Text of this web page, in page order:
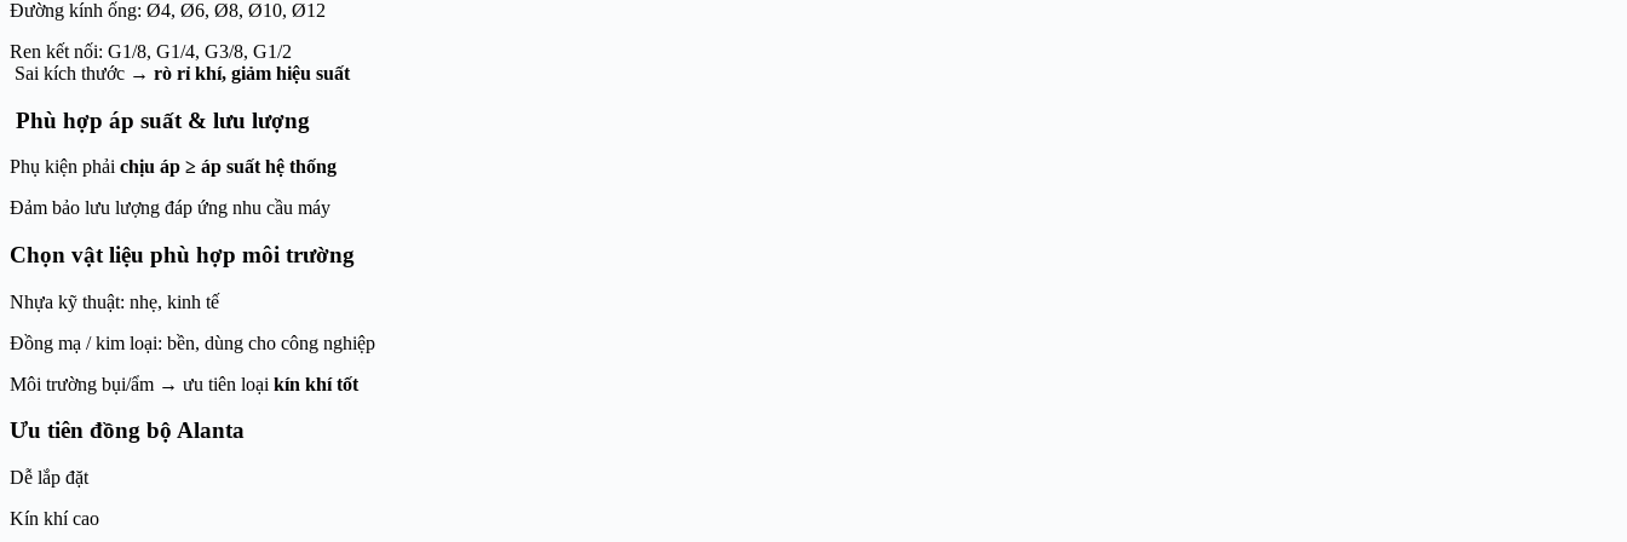
Đường kính ống: Ø4, Ø6, Ø8, Ø10, Ø12
Ren kết nối: G1/8, G1/4, G3/8, G1/2
Sai kích thước → rò rỉ khí, giảm hiệu suất
Phù hợp áp suất & lưu lượng
Phụ kiện phải chịu áp ≥ áp suất hệ thống
Đảm bảo lưu lượng đáp ứng nhu cầu máy
Chọn vật liệu phù hợp môi trường
Nhựa kỹ thuật: nhẹ, kinh tế
Đồng mạ / kim loại: bền, dùng cho công nghiệp
Môi trường bụi/ẩm → ưu tiên loại kín khí tốt
Ưu tiên đồng bộ Alanta
Dễ lắp đặt
Kín khí cao